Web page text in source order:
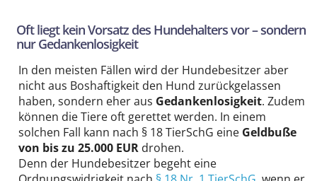
Oft liegt kein Vorsatz des Hundehalters vor – sondern
nur Gedankenlosigkeit
In den meisten Fällen wird der Hundebesitzer aber
nicht aus Boshaftigkeit den Hund zurückgelassen
haben, sondern eher aus Gedankenlosigkeit. Zudem
können die Tiere oft gerettet werden. In einem
solchen Fall kann nach § 18 TierSchG eine Geldbuße
von bis zu 25.000 EUR drohen.
Denn der Hundebesitzer begeht eine